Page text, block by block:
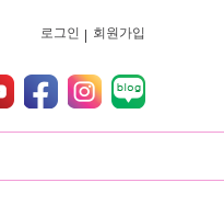
로그인 회원가입